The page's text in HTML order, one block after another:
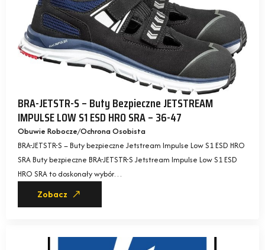
BRA-JETSTR-S – Buty Bezpieczne JETSTREAM
IMPULSE LOW S1 ESD HRO SRA – 36-47
Obuwie Robocze Ochrona Osobista
BRA-JETSTR-S – Buty bezpieczne Jetstream Impulse Low S1 ESD HRO
SRA Buty bezpieczne BRA-JETSTR-S Jetstream Impulse Low S1 ESD
HRO SRA to doskonały wybór…
Zobacz